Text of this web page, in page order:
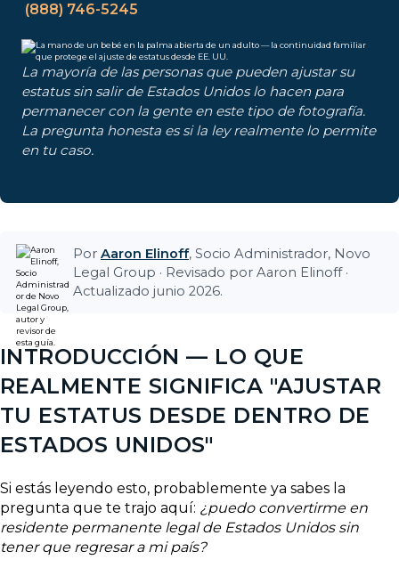
(888) 746-5245
La mayoría de las personas que pueden ajustar su
estatus sin salir de Estados Unidos lo hacen para
permanecer con la gente en este tipo de fotografía.
La pregunta honesta es si la ley realmente lo permite
en tu caso.
Por Aaron Elinoff, Socio Administrador, Novo
Legal Group · Revisado por Aaron Elinoff ·
Actualizado junio 2026.
INTRODUCCIÓN — LO QUE
REALMENTE SIGNIFICA "AJUSTAR
TU ESTATUS DESDE DENTRO DE
ESTADOS UNIDOS"
Si estás leyendo esto, probablemente ya sabes la
pregunta que te trajo aquí: ¿puedo convertirme en
residente permanente legal de Estados Unidos sin
tener que regresar a mi país?